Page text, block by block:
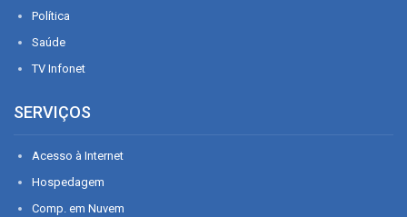
Política
Saúde
TV Infonet
SERVIÇOS
Acesso à Internet
Hospedagem
Comp. em Nuvem